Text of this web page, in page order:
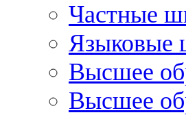
Частные
Языковые
Высшее
Высшее